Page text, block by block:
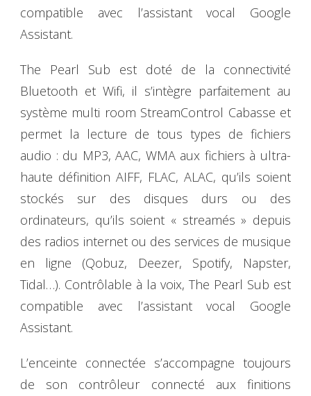
compatible avec l’assistant vocal Google
Assistant.
The Pearl Sub est doté de la connectivité
Bluetooth et Wifi, il s’intègre parfaitement au
système multi room StreamControl Cabasse et
permet la lecture de tous types de fichiers
audio : du MP3, AAC, WMA aux fichiers à ultra-
haute définition AIFF, FLAC, ALAC, qu’ils soient
stockés sur des disques durs ou des
ordinateurs, qu’ils soient « streamés » depuis
des radios internet ou des services de musique
en ligne (Qobuz, Deezer, Spotify, Napster,
Tidal…). Contrôlable à la voix, The Pearl Sub est
compatible avec l’assistant vocal Google
Assistant.
L’enceinte connectée s’accompagne toujours
de son contrôleur connecté aux finitions